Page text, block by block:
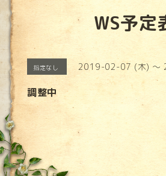
WS予定
指定なし 2019-02-07 (木) ～
調整中